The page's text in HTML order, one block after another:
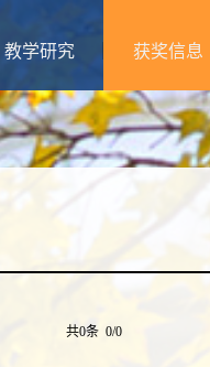
教学研究 获奖信息
共0条 0/0